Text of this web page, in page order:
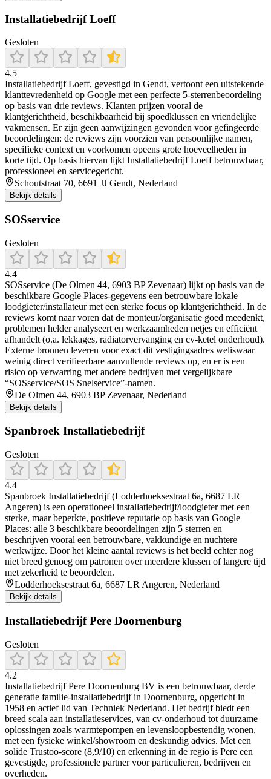
Installatiebedrijf Loeff
Gesloten
4.5
Installatiebedrijf Loeff, gevestigd in Gendt, vertoont een uitstekende
klanttevredenheid op Google met een perfecte 5‑sterrenbeoordeling
op basis van drie reviews. Klanten prijzen vooral de
klantgerichtheid, beschikbaarheid bij spoedklussen en vriendelijke
vakmensen. Er zijn geen aanwijzingen gevonden voor gefingeerde
beoordelingen: de reviews zijn voorzien van persoonlijke namen,
specifieke context en voorkomen opeens grote hoeveelheden in
korte tijd. Op basis hiervan lijkt Installatiebedrijf Loeff betrouwbaar,
professioneel en servicegericht.
Schoutstraat 70, 6691 JJ Gendt, Nederland
Bekijk details
SOSservice
Gesloten
4.4
SOSservice (De Olmen 44, 6903 BP Zevenaar) lijkt op basis van de
beschikbare Google Places-gegevens een betrouwbare lokale
loodgieter/installateur met een sterke focus op klantgerichtheid. In de
reviews komt naar voren dat de monteur/organisatie goed meedenkt,
problemen helder analyseert en werkzaamheden netjes en efficiënt
afhandelt (o.a. lekkages, radiatorvervanging en cv-ketel onderhoud).
Externe bronnen leveren voor exact dit vestigingsadres weliswaar
weinig direct verifieerbare aanvullende reviews op, en er is een
risico op verwarring met andere bedrijven met vergelijkbare
“SOSservice/SOS Snelservice”-namen.
De Olmen 44, 6903 BP Zevenaar, Nederland
Bekijk details
Spanbroek Installatiebedrijf
Gesloten
4.4
Spanbroek Installatiebedrijf (Lodderhoeksestraat 6a, 6687 LR
Angeren) is een operationeel installatiebedrijf/loodgieter met een
sterke, maar beperkte, positieve reputatie op basis van Google
Places: alle 3 beschikbare beoordelingen zijn 5 sterren en
beschrijven vooral een betrouwbare, vakkundige en nuchtere
werkwijze. Door het kleine aantal reviews is het beeld echter nog
niet breed genoeg om patronen over meerdere klussen of langere tijd
met zekerheid te beoordelen.
Lodderhoeksestraat 6a, 6687 LR Angeren, Nederland
Bekijk details
Installatiebedrijf Pere Doornenburg
Gesloten
4.2
Installatiebedrijf Pere Doornenburg BV is een betrouwbaar, derde
generatie familie-installatiebedrijf in Doornenburg, opgericht in
1958 en actief lid van Techniek Nederland. Het bedrijf biedt een
breed scala aan installatieservices, van cv-onderhoud tot duurzame
oplossingen zoals warmtepompen en levensloopbestendig wonen,
met een fysieke winkel/showroom en deskundig advies. Met een
solide Trustoo-score (8,9/10) en erkenning in de regio is Pere een
gevestigde, professionele partner voor particulieren, bedrijven en
overheden.